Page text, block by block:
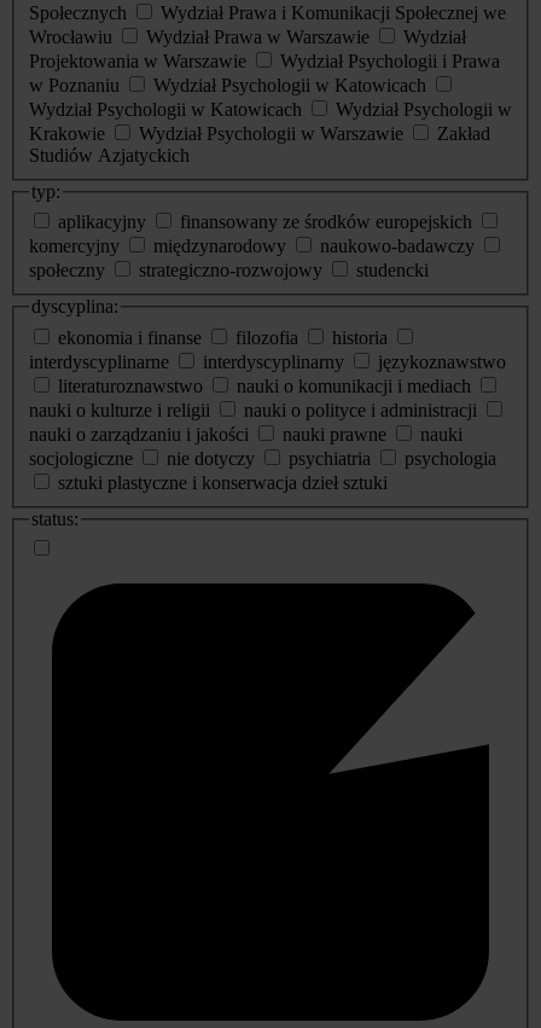
Społecznych
Wydział Prawa i Komunikacji Społecznej we
Wrocławiu
Wydział Prawa w Warszawie
Wydział
Projektowania w Warszawie
Wydział Psychologii i Prawa
w Poznaniu
Wydział Psychologii w Katowicach
Wydział Psychologii w Katowicach
Wydział Psychologii w
Krakowie
Wydział Psychologii w Warszawie
Zakład
Studiów Azjatyckich
typ:
aplikacyjny
finansowany ze środków europejskich
komercyjny
międzynarodowy
naukowo-badawczy
społeczny
strategiczno-rozwojowy
studencki
dyscyplina:
ekonomia i finanse
filozofia
historia
interdyscyplinarne
interdyscyplinarny
językoznawstwo
literaturoznawstwo
nauki o komunikacji i mediach
nauki o kulturze i religii
nauki o polityce i administracji
nauki o zarządzaniu i jakości
nauki prawne
nauki
socjologiczne
nie dotyczy psychiatria
psychologia
sztuki plastyczne i konserwacja dzieł sztuki
status: